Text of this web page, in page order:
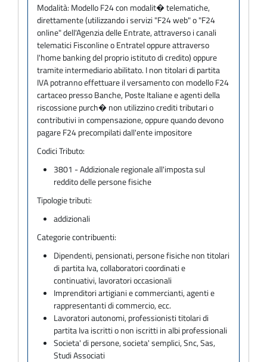
Modalità: Modello F24 con modalit� telematiche,
direttamente (utilizzando i servizi "F24 web" o "F24
online" dell'Agenzia delle Entrate, attraverso i canali
telematici Fisconline o Entratel oppure attraverso
l'home banking del proprio istituto di credito) oppure
tramite intermediario abilitato. I non titolari di partita
IVA potranno effettuare il versamento con modello F24
cartaceo presso Banche, Poste Italiane e agenti della
riscossione purch� non utilizzino crediti tributari o
contributivi in compensazione, oppure quando devono
pagare F24 precompilati dall'ente impositore
Codici Tributo:
3801 - Addizionale regionale all'imposta sul
reddito delle persone fisiche
Tipologie tributi:
addizionali
Categorie contribuenti:
Dipendenti, pensionati, persone fisiche non titolari
di partita Iva, collaboratori coordinati e
continuativi, lavoratori occasionali
Imprenditori artigiani e commercianti, agenti e
rappresentanti di commercio, ecc.
Lavoratori autonomi, professionisti titolari di
partita Iva iscritti o non iscritti in albi professionali
Societa' di persone, societa' semplici, Snc, Sas,
Studi Associati